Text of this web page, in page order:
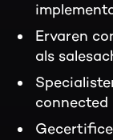
Ervaren
als
connected